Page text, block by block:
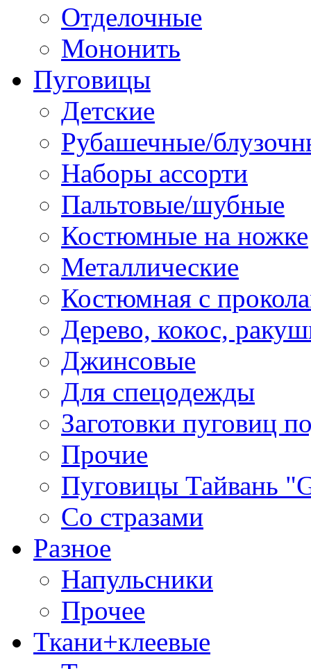
Отделочные
Мононить
Пуговицы
Детские
Рубашечные/
Наборы ассорти
Пальтовые/шубные
Костюмные на ножке
Металлические
Костюмная с
Дерево, кокос,
Джинсовые
Для спецодежды
Заготовки пуговиц
Прочие
Пуговицы Тайвань
Со стразами
Разное
Напульсники
Прочее
Ткани+клеевые